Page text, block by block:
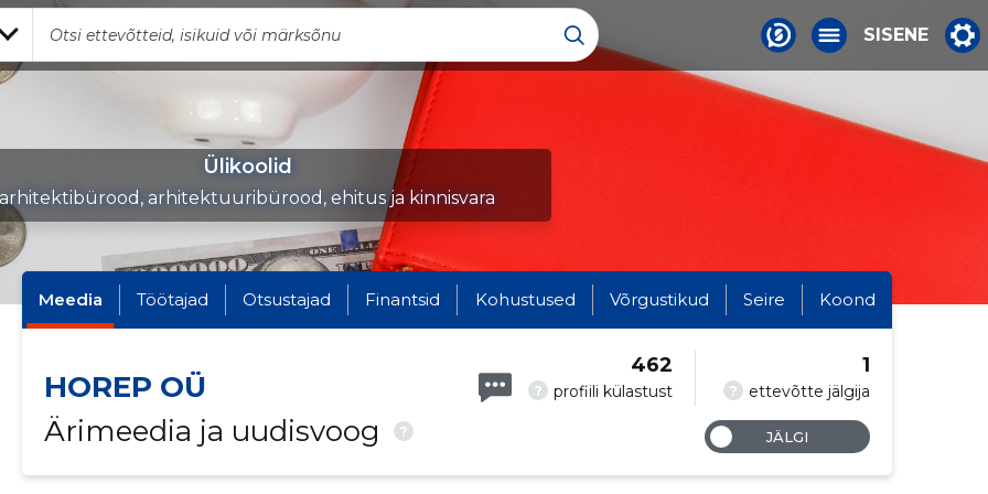
SISENE
Ülikoolid
arhitektibürood, arhitektuuribürood, ehitus ja kinnisvara
Meedia Töötajad Otsustajad Finantsid Kohustused Võrgustikud Seire Koond
HOREP OÜ
Ärimeedia ja uudisvoog
?
? profiili külastust
462
? ettevõtte jälgija
1
JÄLGI